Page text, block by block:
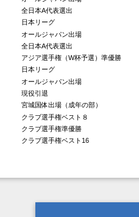
全日本A代表選出
日本リーグ
オールジャパン出場
全日本A代表選出
アジア選手権（W杯予選）準優勝
日本リーグ
オールジャパン出場
現役引退
宮城国体出場（成年の部）
クラブ選手権ベスト８
クラブ選手権準優勝
クラブ選手権ベスト16